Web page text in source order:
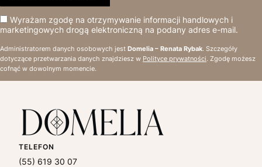
Wyrażam zgodę na otrzymywanie informacji handlowych i
marketingowych drogą elektroniczną na podany adres e-mail.
Administratorem danych osobowych jest Domelia – Renata Rybak. Szczegóły
dotyczące przetwarzania danych znajdziesz w Polityce prywatności. Zgodę możesz
cofnąć w dowolnym momencie.
TELEFON
(55) 619 30 07